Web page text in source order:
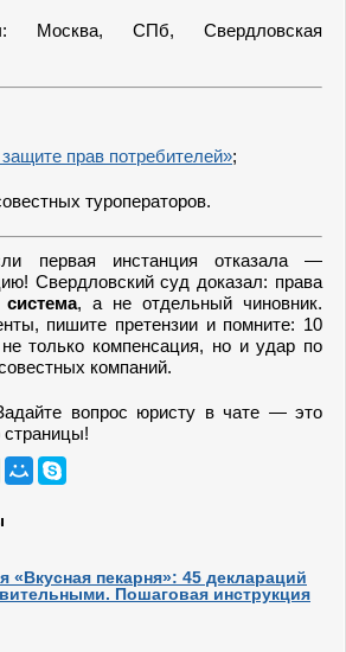
: Москва, СПб, Свердловская
прав потребителей»;
туроператоров.
первая инстанция отказала —
Свердловский суд доказал: права
система, а не отдельный чиновник.
пишите претензии и помните: 10
только компенсация, но и удар по
компаний.
вопрос юристу в чате — это
страницы!
«Вкусная пекарня»: 45 деклараций
Пошаговая инструкция